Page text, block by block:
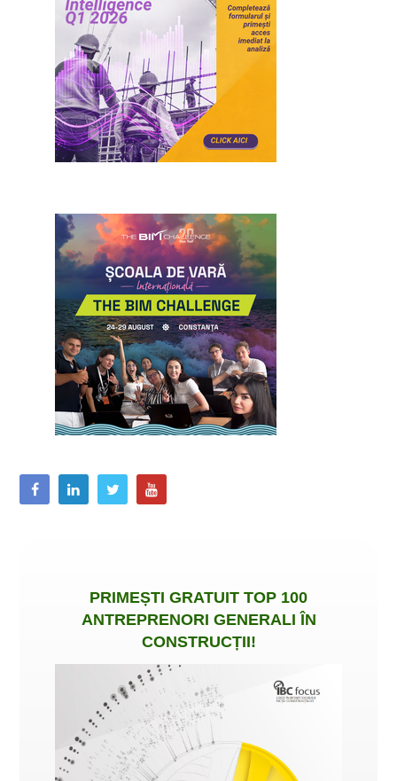
PRIMEȘTI GRATUIT TOP 100
ANTREPRENORI GENERALI ÎN
CONSTRUCȚII!